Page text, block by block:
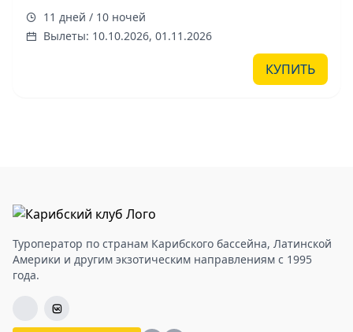
11 дней / 10 ночей
Вылеты: 10.10.2026, 01.11.2026
КУПИТЬ
Туроператор по странам Карибского бассейна, Латинской
Америки и другим экзотическим направлениям с 1995
года.